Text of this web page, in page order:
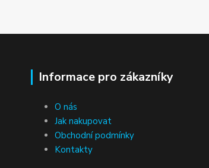
Informace pro zákazníky
O nás
Jak nakupovat
Obchodní podmínky
Kontakty